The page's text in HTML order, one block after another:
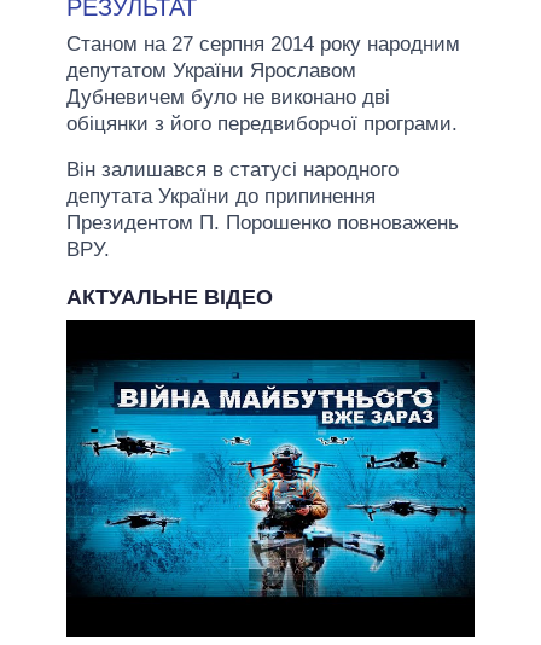
РЕЗУЛЬТАТ
Станом на 27 серпня 2014 року народним
депутатом України Ярославом
Дубневичем було не виконано дві
обіцянки з його передвиборчої програми.
Він залишався в статусі народного
депутата України до припинення
Президентом П. Порошенко повноважень
ВРУ.
АКТУАЛЬНЕ ВІДЕО